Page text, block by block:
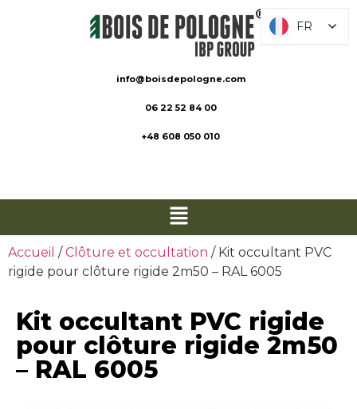
info@boisdepologne.com
06 22 52 84 00
+48 608 050 010
Accueil /Clôture et occultation / Kit occultant PVC
rigide pour clôture rigide 2m50 – RAL 6005
Kit occultant PVC rigide
pour clôture rigide 2m50
– RAL 6005
FR
FR